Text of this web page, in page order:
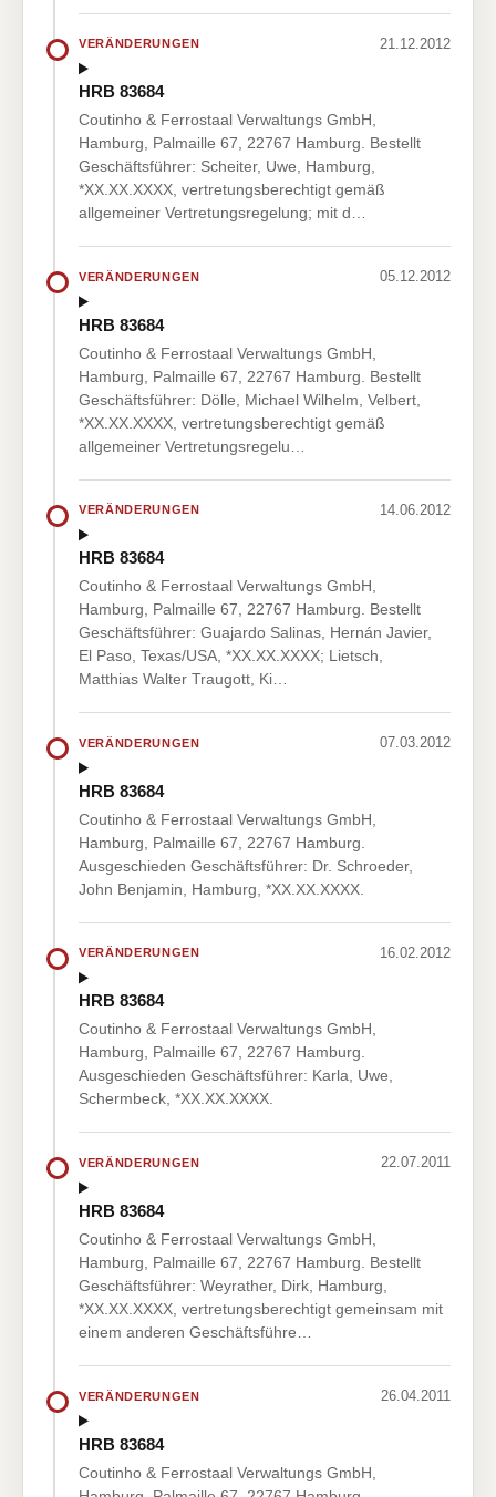
VERÄNDERUNGEN 21.12.2012
HRB 83684
Coutinho & Ferrostaal Verwaltungs GmbH,
Hamburg, Palmaille 67, 22767 Hamburg. Bestellt
Geschäftsführer: Scheiter, Uwe, Hamburg,
*XX.XX.XXXX, vertretungsberechtigt gemäß
allgemeiner Vertretungsregelung; mit d…
VERÄNDERUNGEN 05.12.2012
HRB 83684
Coutinho & Ferrostaal Verwaltungs GmbH,
Hamburg, Palmaille 67, 22767 Hamburg. Bestellt
Geschäftsführer: Dölle, Michael Wilhelm, Velbert,
*XX.XX.XXXX, vertretungsberechtigt gemäß
allgemeiner Vertretungsregelu…
VERÄNDERUNGEN 14.06.2012
HRB 83684
Coutinho & Ferrostaal Verwaltungs GmbH,
Hamburg, Palmaille 67, 22767 Hamburg. Bestellt
Geschäftsführer: Guajardo Salinas, Hernán Javier,
El Paso, Texas/USA, *XX.XX.XXXX; Lietsch,
Matthias Walter Traugott, Ki…
VERÄNDERUNGEN 07.03.2012
HRB 83684
Coutinho & Ferrostaal Verwaltungs GmbH,
Hamburg, Palmaille 67, 22767 Hamburg.
Ausgeschieden Geschäftsführer: Dr. Schroeder,
John Benjamin, Hamburg, *XX.XX.XXXX.
VERÄNDERUNGEN 16.02.2012
HRB 83684
Coutinho & Ferrostaal Verwaltungs GmbH,
Hamburg, Palmaille 67, 22767 Hamburg.
Ausgeschieden Geschäftsführer: Karla, Uwe,
Schermbeck, *XX.XX.XXXX.
VERÄNDERUNGEN 22.07.2011
HRB 83684
Coutinho & Ferrostaal Verwaltungs GmbH,
Hamburg, Palmaille 67, 22767 Hamburg. Bestellt
Geschäftsführer: Weyrather, Dirk, Hamburg,
*XX.XX.XXXX, vertretungsberechtigt gemeinsam mit
einem anderen Geschäftsführe…
VERÄNDERUNGEN 26.04.2011
HRB 83684
Coutinho & Ferrostaal Verwaltungs GmbH,